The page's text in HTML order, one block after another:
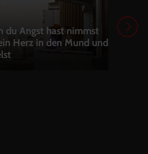
du Angst hast nimmst
Herz in den Mund und